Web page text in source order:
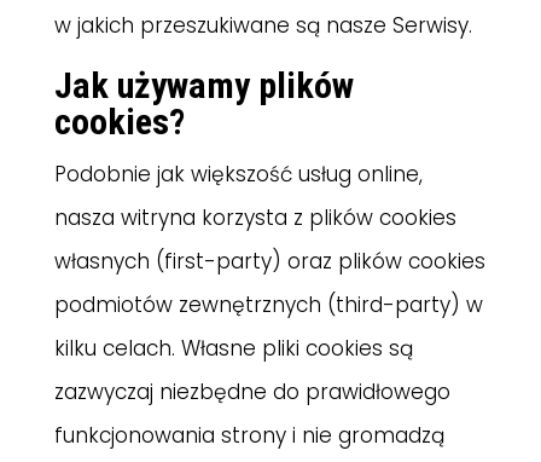
w jakich przeszukiwane są nasze Serwisy.
Jak używamy plików
cookies?
Podobnie jak większość usług online,
nasza witryna korzysta z plików cookies
własnych (first-party) oraz plików cookies
podmiotów zewnętrznych (third-party) w
kilku celach. Własne pliki cookies są
zazwyczaj niezbędne do prawidłowego
funkcjonowania strony i nie gromadzą